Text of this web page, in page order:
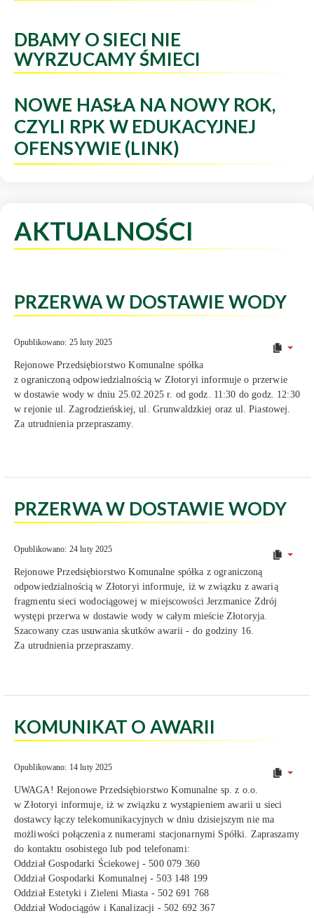
DBAMY O SIECI NIE
WYRZUCAMY ŚMIECI
NOWE HASŁA NA NOWY ROK,
CZYLI RPK W EDUKACYJNEJ
OFENSYWIE (LINK)
AKTUALNOŚCI
PRZERWA W DOSTAWIE WODY
Opublikowano: 25 luty 2025
Rejonowe Przedsiębiorstwo Komunalne spółka
z ograniczoną odpowiedzialnością w Złotoryi informuje o przerwie
w dostawie wody w dniu 25.02.2025 r. od godz. 11:30 do godz. 12:30
w rejonie ul. Zagrodzieńskiej, ul. Grunwaldzkiej oraz ul. Piastowej.
Za utrudnienia przepraszamy.
PRZERWA W DOSTAWIE WODY
Opublikowano: 24 luty 2025
Rejonowe Przedsiębiorstwo Komunalne spółka z ograniczoną
odpowiedzialnością w Złotoryi informuje, iż w związku z awarią
fragmentu sieci wodociągowej w miejscowości Jerzmanice Zdrój
występi przerwa w dostawie wody w całym mieście Złotoryja.
Szacowany czas usuwania skutków awarii - do godziny 16.
Za utrudnienia przepraszamy.
KOMUNIKAT O AWARII
Opublikowano: 14 luty 2025
UWAGA! Rejonowe Przedsiębiorstwo Komunalne sp. z o.o.
w Złotoryi informuje, iż w związku z wystąpieniem awarii u sieci
dostawcy łączy telekomunikacyjnych w dniu dzisiejszym nie ma
możliwości połączenia z numerami stacjonarnymi Spółki. Zapraszamy
do kontaktu osobistego lub pod telefonami:
Oddział Gospodarki Ściekowej - 500 079 360
Oddział Gospodarki Komunalnej - 503 148 199
Oddział Estetyki i Zieleni Miasta - 502 691 768
Oddział Wodociągów i Kanalizacji - 502 692 367